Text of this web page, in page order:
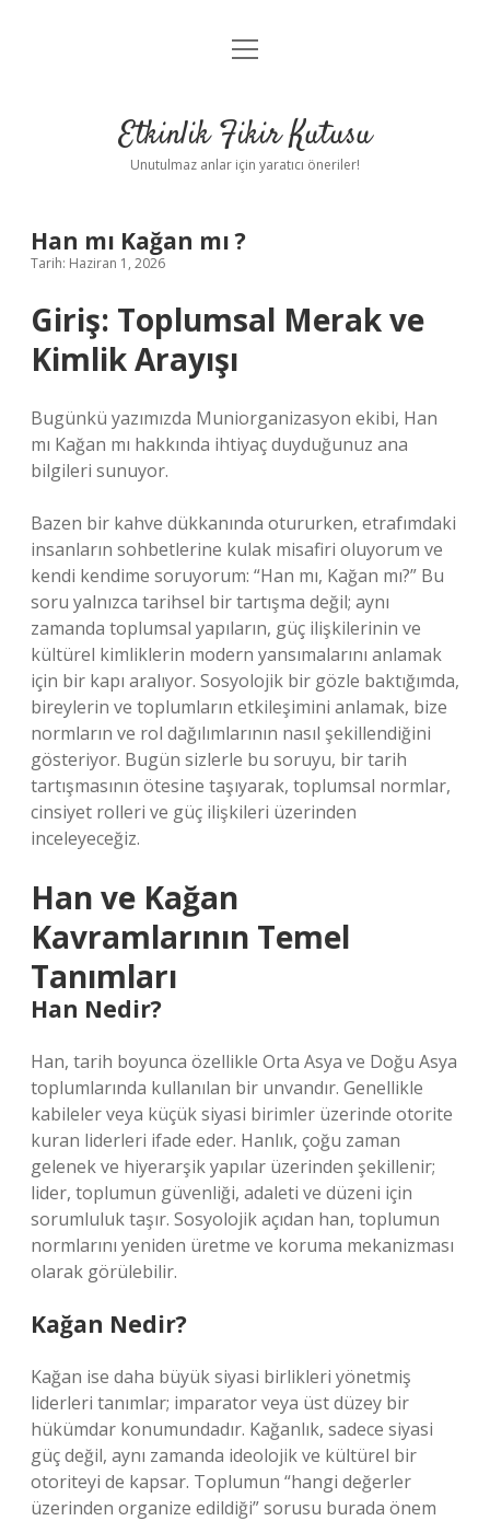
Anasayfa
Yasal Uyarı
menüyü
Etkinlik Fikir Kutusu
Unutulmaz anlar için yaratıcı öneriler!
Han mı Kağan mı ?
Tarih: Haziran 1, 2026
Giriş: Toplumsal Merak ve
Kimlik Arayışı
Bugünkü yazımızda Muniorganizasyon ekibi, Han
mı Kağan mı hakkında ihtiyaç duyduğunuz ana
bilgileri sunuyor.
Bazen bir kahve dükkanında otururken, etrafımdaki
insanların sohbetlerine kulak misafiri oluyorum ve
kendi kendime soruyorum: “Han mı, Kağan mı?” Bu
soru yalnızca tarihsel bir tartışma değil; aynı
zamanda toplumsal yapıların, güç ilişkilerinin ve
kültürel kimliklerin modern yansımalarını anlamak
için bir kapı aralıyor. Sosyolojik bir gözle baktığımda,
bireylerin ve toplumların etkileşimini anlamak, bize
normların ve rol dağılımlarının nasıl şekillendiğini
gösteriyor. Bugün sizlerle bu soruyu, bir tarih
tartışmasının ötesine taşıyarak, toplumsal normlar,
cinsiyet rolleri ve güç ilişkileri üzerinden
inceleyeceğiz.
Han ve Kağan
Kavramlarının Temel
Tanımları
Han Nedir?
Han, tarih boyunca özellikle Orta Asya ve Doğu Asya
toplumlarında kullanılan bir unvandır. Genellikle
kabileler veya küçük siyasi birimler üzerinde otorite
kuran liderleri ifade eder. Hanlık, çoğu zaman
gelenek ve hiyerarşik yapılar üzerinden şekillenir;
lider, toplumun güvenliği, adaleti ve düzeni için
sorumluluk taşır. Sosyolojik açıdan han, toplumun
normlarını yeniden üretme ve koruma mekanizması
olarak görülebilir.
Kağan Nedir?
Kağan ise daha büyük siyasi birlikleri yönetmiş
liderleri tanımlar; imparator veya üst düzey bir
hükümdar konumundadır. Kağanlık, sadece siyasi
güç değil, aynı zamanda ideolojik ve kültürel bir
otoriteyi de kapsar. Toplumun “hangi değerler
üzerinden organize edildiği” sorusu burada önem